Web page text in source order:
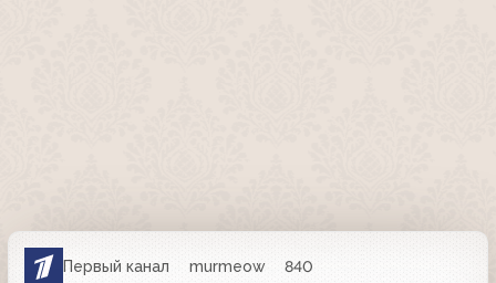
Первый канал murmeow
840